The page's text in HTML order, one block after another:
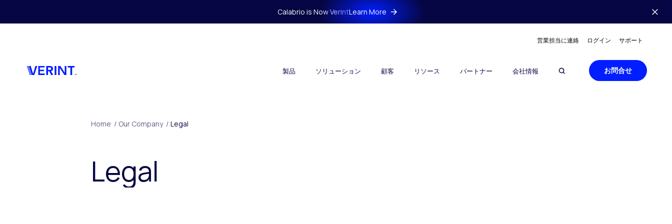
Calabrio is Now VerintLearn More
営業担当に連絡 ログイン サポート
製品 ソリューション 顧客 リソース パートナー 会社情報 お問合せ
Home / Our Company / Legal
Legal